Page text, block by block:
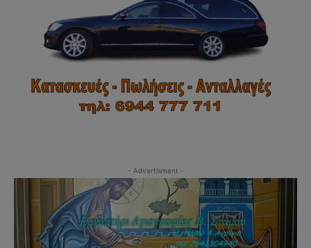
- Advertisment -